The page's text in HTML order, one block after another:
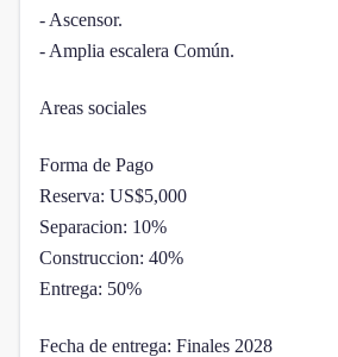
- Ascensor.
- Amplia escalera Común.
Areas sociales
Forma de Pago
Reserva: US$5,000
Separacion: 10%
Construccion: 40%
Entrega: 50%
Fecha de entrega: Finales 2028